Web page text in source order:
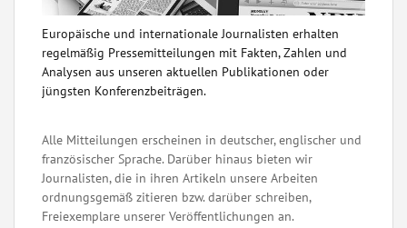
Europäische und internationale Journalisten erhalten
regelmäßig Pressemitteilungen mit Fakten, Zahlen und
Analysen aus unseren aktuellen Publikationen oder
jüngsten Konferenzbeiträgen.
Alle Mitteilungen erscheinen in deutscher, englischer und
französischer Sprache. Darüber hinaus bieten wir
Journalisten, die in ihren Artikeln unsere Arbeiten
ordnungsgemäß zitieren bzw. darüber schreiben,
Freiexemplare unserer Veröffentlichungen an.